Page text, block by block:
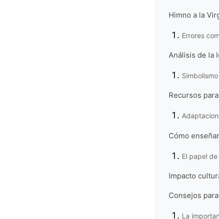
Himno a la
Errores
Análisis de la
Recursos
Cómo
El papel
Impacto
Consejos
La